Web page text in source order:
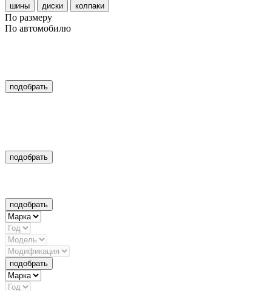
шины диски колпаки
По размеру
По автомобилю
подобрать
подобрать
подобрать
подобрать